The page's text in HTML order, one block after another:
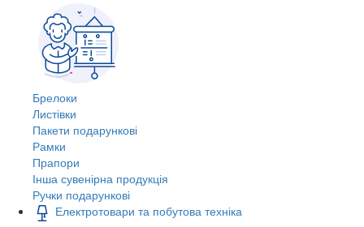
Брелоки
Листівки
Пакети подарункові
Рамки
Прапори
Інша сувенірна продукція
Ручки подарункові
Електротовари та побутова техніка